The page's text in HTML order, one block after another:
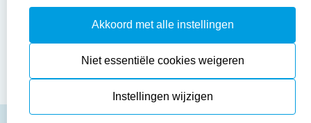
Instructiepagina
Safety Sheets
Sitemap
Akkoord met alle instellingen
Niet essentiële cookies weigeren
Instellingen wijzigen